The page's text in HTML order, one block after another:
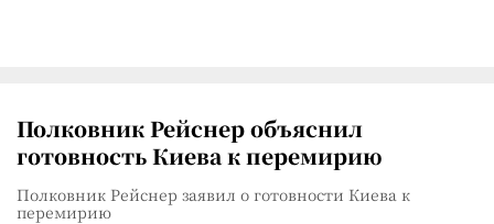
Полковник Рейснер объяснил
готовность Киева к перемирию
Полковник Рейснер заявил о готовности Киева к
перемирию